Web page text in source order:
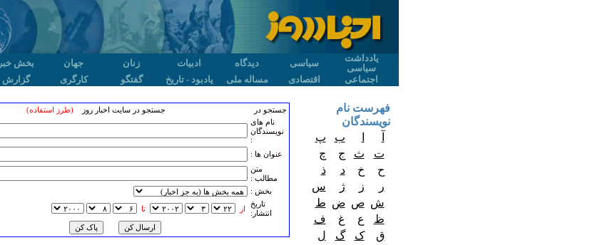
یادداشت
سیاسی
سیاسی دیدگاه ادبیات زنان جهان بخش خبر
اجتماعی
اقتصادی مساله ملی یادبود - تاریخ گفتگو کارگری گزارش
جستجو در جستجو در سایت اخبار روز(طرز استفاده)
نام های
نویسندگان
:
عنوان ها :
متن
مطالب :
بخش :
تاريخ
انتشار:
از تا
فهرست نام
نویسندگان
ب
پ
ت
ث ج
چ
ح
خ د
ذ
ر
ز ژ
س
ش ص ض ط
ظ
ع غ
ف
ق
ک گ
ل